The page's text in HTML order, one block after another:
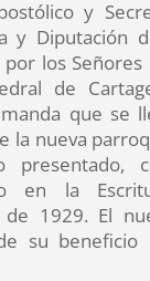
y
y Diputación
los Señores
de
que se
la nueva
presentado,
en la
de 1929. El
su